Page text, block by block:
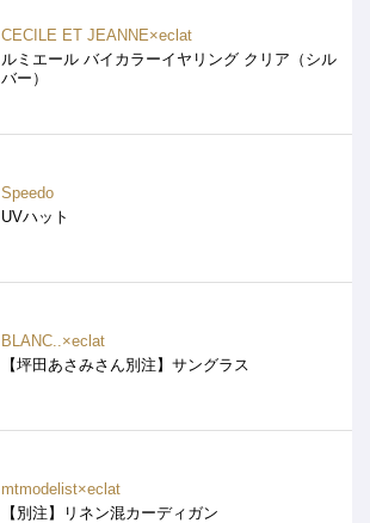
CECILE ET JEANNE×eclat
ルミエール バイカラーイヤリング クリア（シル
バー）
Speedo
UVハット
BLANC..×eclat
【坪田あさみさん別注】サングラス
mtmodelist×eclat
【別注】リネン混カーディガン